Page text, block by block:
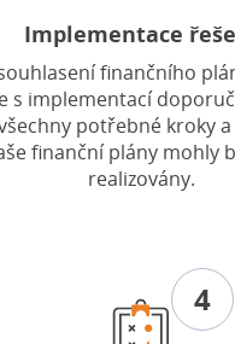
Implementace
finančního
s implementací
potřebné kroky
finanční plány mohly
realizovány.
4